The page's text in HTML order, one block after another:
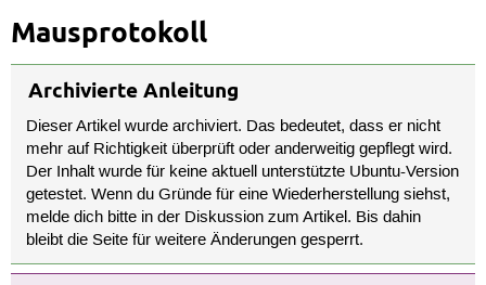
Mausprotokoll
Archivierte Anleitung
Dieser Artikel wurde archiviert. Das bedeutet, dass er nicht
mehr auf Richtigkeit überprüft oder anderweitig gepflegt wird.
Der Inhalt wurde für keine aktuell unterstützte Ubuntu-Version
getestet. Wenn du Gründe für eine Wiederherstellung siehst,
melde dich bitte in der Diskussion zum Artikel. Bis dahin
bleibt die Seite für weitere Änderungen gesperrt.